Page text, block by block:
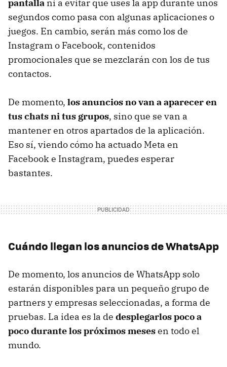
pantalla ni a evitar que uses la app durante unos
segundos como pasa con algunas aplicaciones o
juegos. En cambio, serán más como los de
Instagram o Facebook, contenidos
promocionales que se mezclarán con los de tus
contactos.
De momento, los anuncios no van a aparecer en
tus chats ni tus grupos, sino que se van a
mantener en otros apartados de la aplicación.
Eso sí, viendo cómo ha actuado Meta en
Facebook e Instagram, puedes esperar
bastantes.
Cuándo llegan los anuncios de WhatsApp
De momento, los anuncios de WhatsApp solo
estarán disponibles para un pequeño grupo de
partners y empresas seleccionadas, a forma de
pruebas. La idea es la de desplegarlos poco a
poco durante los próximos mesesen todo el
mundo.